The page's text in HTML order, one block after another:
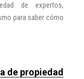
de expertos,
para saber cómo
de propiedad